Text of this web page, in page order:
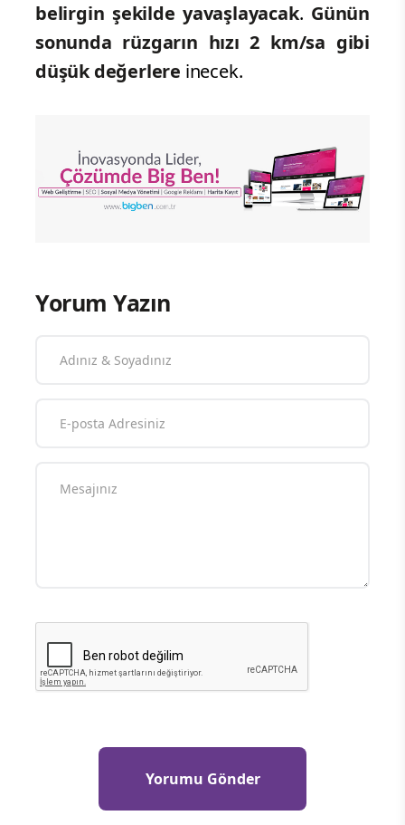
belirgin şekilde yavaşlayacak. Günün
sonunda rüzgarın hızı 2 km/sa gibi
düşük değerlere inecek.
Yorum Yazın